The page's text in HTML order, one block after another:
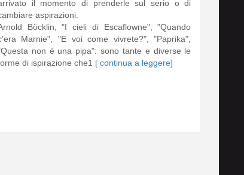
il momento di prenderle sul serio o di
aspirazioni.
Böcklin, "I cieli di Escaflowne", "Quando
Marnie", "E voi come vivrete?", "Paprika",
non è una pipa": sono tante e diverse le
di ispirazione che1 [ continua a leggere]